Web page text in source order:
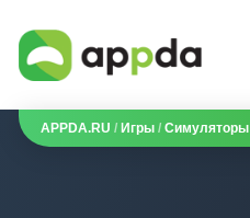
APPDA.RU / Игры / Симуляторы